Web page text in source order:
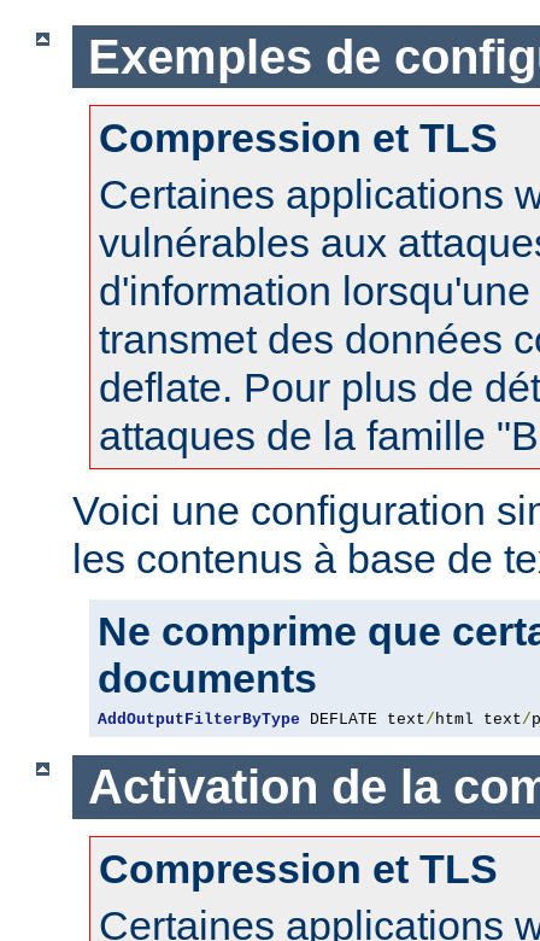
Exemples de
Compression et TLS
Certaines applications
vulnérables aux
d'information
transmet des données
deflate. Pour plus de
attaques de la famille
Voici une configuration
les contenus à base de
Ne comprime que
documents
AddOutputFilterByType DEFLATE text/html text/
Activation de la
Compression et TLS
Certaines applications